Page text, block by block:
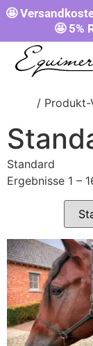
🤩
🤩 5%
/ Produkt-
Standard
Ergebnisse 1 –